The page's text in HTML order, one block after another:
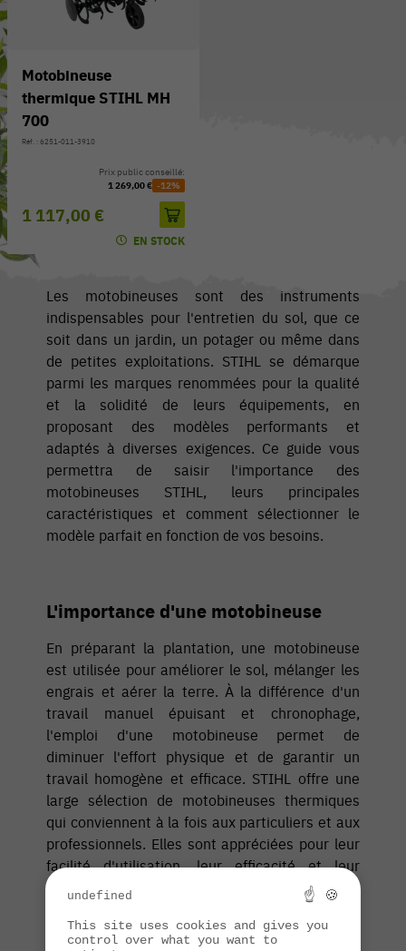
Motobineuse
thermique STIHL MH
700
Réf. : 6251-011-3910
1 117,00 €
Prix public conseillé:
1 269,00 € -12%
EN STOCK
Les motobineuses sont des instruments
indispensables pour l'entretien du sol, que ce
soit dans un jardin, un potager ou même dans
de petites exploitations. STIHL se démarque
parmi les marques renommées pour la qualité
et la solidité de leurs équipements, en
proposant des modèles performants et
adaptés à diverses exigences. Ce guide vous
permettra de saisir l'importance des
motobineuses STIHL, leurs principales
caractéristiques et comment sélectionner le
modèle parfait en fonction de vos besoins.
L'importance d'une motobineuse
En préparant la plantation, une motobineuse
est utilisée pour améliorer le sol, mélanger les
engrais et aérer la terre. À la différence d'un
travail manuel épuisant et chronophage,
l'emploi d'une motobineuse permet de
diminuer l'effort physique et de garantir un
travail homogène et efficace. STIHL offre une
large sélection de motobineuses thermiques
qui conviennent à la fois aux particuliers et aux
professionnels. Elles sont appréciées pour leur
facilité d'utilisation, leur efficacité et leur
longévité.
undefined ☝ 🍪
This site uses cookies and gives you
control over what you want to